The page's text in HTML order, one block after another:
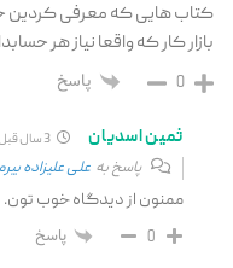
کتاب هایی که معرفی کردین
بازار کار که واقعا نیاز هر
0 پاسخ
ثمین اسدیان
پاسخ به علی علیزاده
ممنون از دیدگاه خوب تون.
0 پاسخ